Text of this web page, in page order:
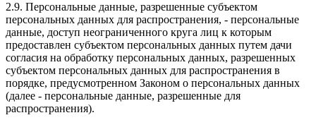
2.9. Персональные данные, разрешенные субъектом
персональных данных для распространения, - персональные
данные, доступ неограниченного круга лиц к которым
предоставлен субъектом персональных данных путем дачи
согласия на обработку персональных данных, разрешенных
субъектом персональных данных для распространения в
порядке, предусмотренном Законом о персональных данных
(далее - персональные данные, разрешенные для
распространения).